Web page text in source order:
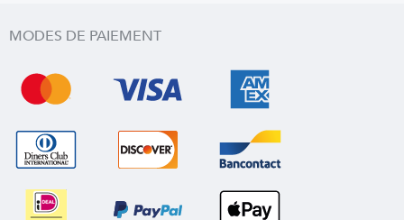
MODES DE PAIEMENT